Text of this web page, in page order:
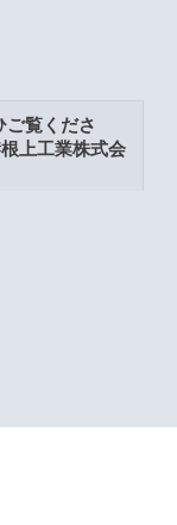
ご覧くださ
上工業株式会
根上工業株式